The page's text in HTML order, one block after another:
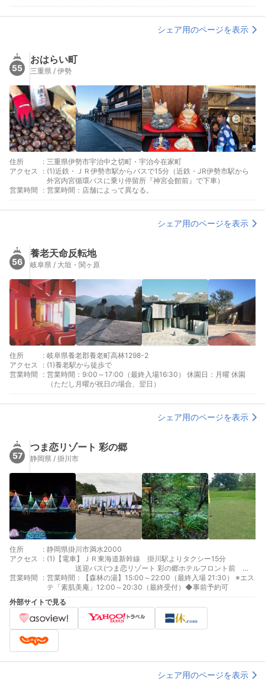
シェア用のページを表示
55
おはらい町
三重県 / 伊勢
住所 : 三重県伊勢市宇治中之切町・宇治今在家町
アクセス
: (1)近鉄・ＪＲ伊勢市駅からバスで15分（近鉄・JR伊勢市駅から
外宮内宮循環バスに乗り停留所『神宮会館前』で下車）
営業時間
: 営業時間：店舗によって異なる。
シェア用のページを表示
56
養老天命反転地
岐阜県 / 大垣・関ヶ原
住所 : 岐阜県養老郡養老町高林1298-2
アクセス
: (1)養老駅から徒歩で
営業時間
: 営業時間：9:00～17:00（最終入場16:30） 休園日：月曜 休園
（ただし月曜が祝日の場合、翌日）
シェア用のページを表示
57
つま恋リゾート 彩の郷
静岡県 / 掛川市
住所 : 静岡県掛川市満水2000
アクセス
: (1)【電車】ＪＲ東海道新幹線 掛川駅よりタクシー15分
送迎バス(つま恋リゾート 彩の郷ホテルフロント前
⇔ JR掛川駅南口) ※運行時間の詳細はつま恋リゾート
彩の郷のホームページをご覧ください (2)【車】 東名高速道路
掛川ICより北ゲートまで車で約15分 ナビの電話番号検索
で「0537-24-2641」を入力頂きますと北口ゲートに案内いたし
ます
営業時間 : 営業時間：【森林の湯】15:00～22:00（最終入場 21:30） ※エス
テ「素肌美庵」12:00～20:30（最終受付）◆事前予約可
外部サイトで見る
シェア用のページを表示